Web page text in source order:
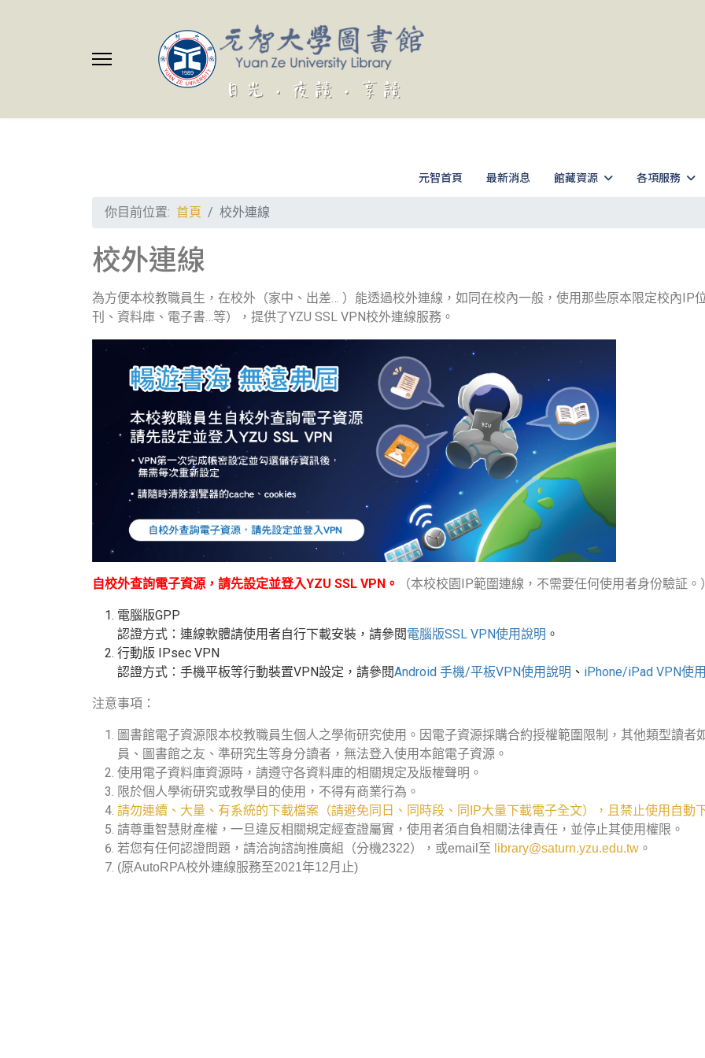
元智首頁 最新消息 館藏資源 各項服務
你目前位置: 首頁 校外連線
校外連線
為方便本校教職員生，在校外（家中、出差… ）能透過校外連線，如同在校內一般，使用那些原本限定校內IP
刊、資料庫、電子書…等），提供了YZU SSL VPN校外連線服務。
自校外查詢電子資源，請先設定並登入YZU SSL VPN。 （本校校園IP範圍連線，不需要任何使用者身份驗証。）
電腦版GPP
認證方式：連線軟體請使用者自行下載安裝，請參閱電腦版SSL VPN使用說明 。
行動版 IPsec VPN
認證方式：手機平板等行動裝置VPN設定 ，請參閱Android 手機/平板VPN使用說明 、 iPhone/iPad VPN使
注意事項：
圖書館電子資源限本校教職員生個人之學術研究使用。因電子資源採購合約授權範圍限制，其他類型讀者
員、圖書館之友、準研究生等身分讀者，無法登入使用本館電子資源。
使用電子資料庫資源時，請遵守各資料庫的相關規定及版權聲明。
限於個人學術研究或教學目的使用，不得有商業行為。
請勿連續、大量、有系統的下載檔案（請避免同日、同時段、同IP大量下載電子全文），且禁止使用自動
請尊重智慧財產權，一旦違反相關規定經查證屬實，使用者須自負相關法律責任，並停止其使用權限。
若您有任何認證問題，請洽詢諮詢推廣組（分機2322），或email至 library@saturn.yzu.edu.tw 。
(原AutoRPA校外連線服務至2021年12月止)